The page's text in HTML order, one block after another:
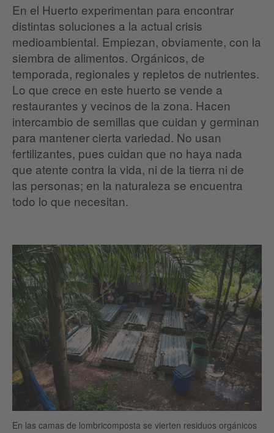
En el Huerto experimentan para encontrar
distintas soluciones a la actual crisis
medioambiental. Empiezan, obviamente, con la
siembra de alimentos. Orgánicos, de
temporada, regionales y repletos de nutrientes.
Lo que crece en este huerto se vende a
restaurantes y vecinos de la zona. Hacen
intercambio de semillas que cuidan y germinan
para mantener cierta variedad. No usan
fertilizantes, pues cuidan que no haya nada
que atente contra la vida, ni de la tierra ni de
las personas; en la naturaleza se encuentra
todo lo que necesitan.
En las camas de lombricomposta se vierten residuos orgánicos